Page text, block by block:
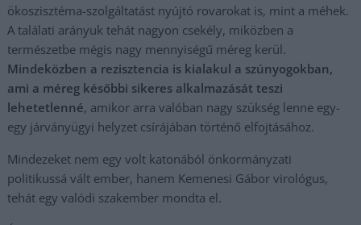
ökoszisztéma-szolgáltatást nyújtó rovarokat is, mint a méhek.
A találati arányuk tehát nagyon csekély, miközben a
természetbe mégis nagy mennyiségű méreg kerül.
Mindeközben a rezisztencia is kialakul a szúnyogokban,
ami a méreg későbbi sikeres alkalmazását teszi
lehetetlenné, amikor arra valóban nagy szükség lenne egy-
egy járványügyi helyzet csírájában történő elfojtásához.
Mindezeket nem egy volt katonából önkormányzati
politikussá vált ember, hanem Kemenesi Gábor virológus,
tehát egy valódi szakember mondta el.